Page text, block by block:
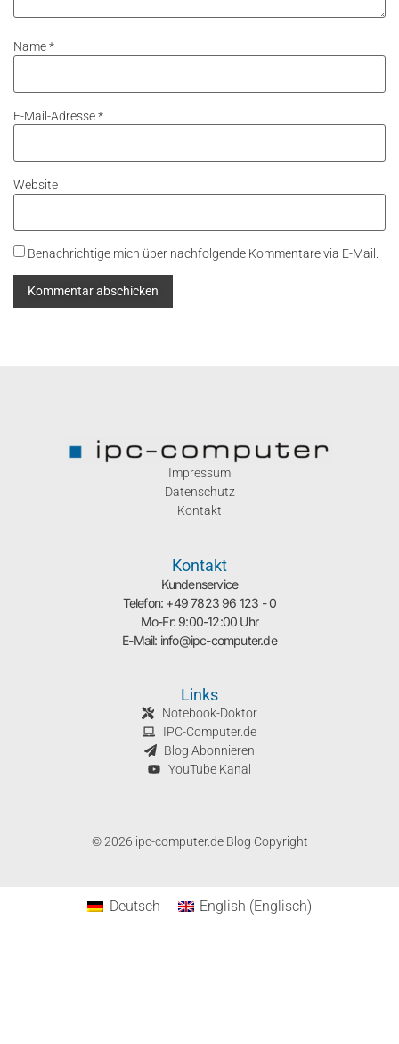
Name*
E-Mail-Adresse*
Website
Benachrichtige mich über nachfolgende Kommentare via E-Mail.
Impressum
Datenschutz
Kontakt
Kontakt
Kundenservice
Telefon: +49 7823 96 123 - 0
Mo-Fr: 9:00-12:00 Uhr
E-Mail: info@ipc-computer.de
Links
Notebook-Doktor
IPC-Computer.de
Blog Abonnieren
YouTube Kanal
© 2026 ipc-computer.de Blog Copyright
Deutsch English (Englisch)